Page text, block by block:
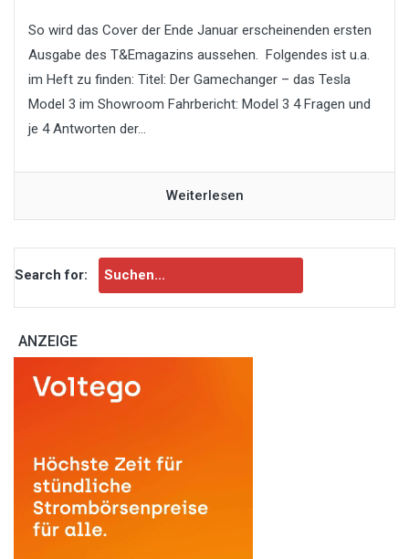
So wird das Cover der Ende Januar erscheinenden ersten
Ausgabe des T&Emagazins aussehen. Folgendes ist u.a.
im Heft zu finden: Titel: Der Gamechanger – das Tesla
Model 3 im Showroom Fahrbericht: Model 3 4 Fragen und
je 4 Antworten der...
Weiterlesen
Search for:
ANZEIGE